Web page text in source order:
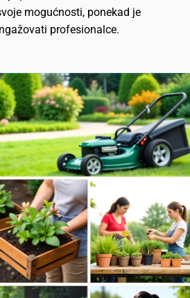
mogućnosti, ponekad je
profesionalce.